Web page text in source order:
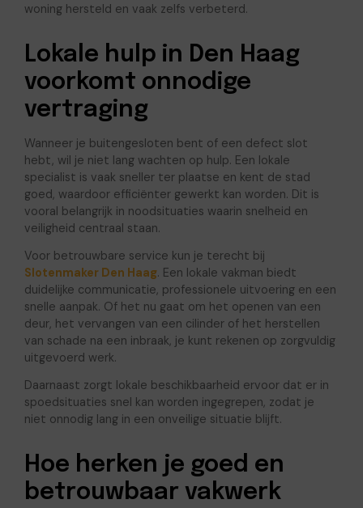
woning hersteld en vaak zelfs verbeterd.
Lokale hulp in Den Haag
voorkomt onnodige
vertraging
Wanneer je buitengesloten bent of een defect slot
hebt, wil je niet lang wachten op hulp. Een lokale
specialist is vaak sneller ter plaatse en kent de stad
goed, waardoor efficiënter gewerkt kan worden. Dit is
vooral belangrijk in noodsituaties waarin snelheid en
veiligheid centraal staan.
Voor betrouwbare service kun je terecht bij
Slotenmaker Den Haag. Een lokale vakman biedt
duidelijke communicatie, professionele uitvoering en een
snelle aanpak. Of het nu gaat om het openen van een
deur, het vervangen van een cilinder of het herstellen
van schade na een inbraak, je kunt rekenen op zorgvuldig
uitgevoerd werk.
Daarnaast zorgt lokale beschikbaarheid ervoor dat er in
spoedsituaties snel kan worden ingegrepen, zodat je
niet onnodig lang in een onveilige situatie blijft.
Hoe herken je goed en
betrouwbaar vakwerk